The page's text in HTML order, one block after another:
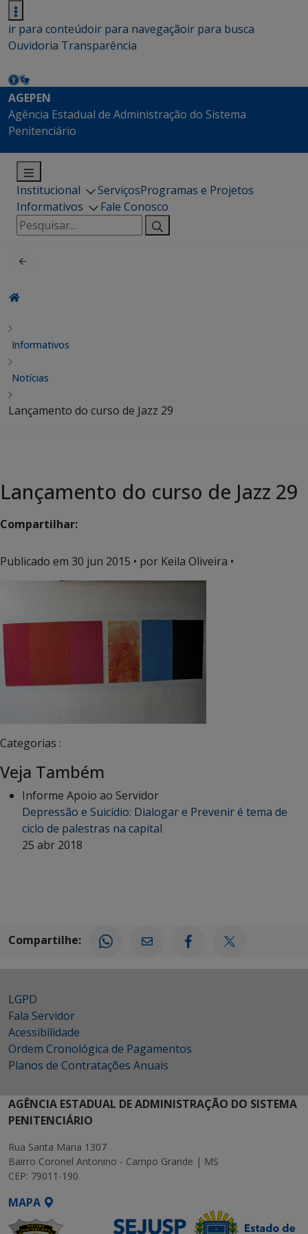
ir para conteúdoir para navegaçãoir para busca
Ouvidoria Transparência
AGEPEN
Agência Estadual de Administração do Sistema
Penitenciário
Institucional ServiçosProgramas e Projetos
Informativos
Fale Conosco
Pesquisar
por:
Informativos
Notícias
Lançamento do curso de Jazz 29
Lançamento do curso de Jazz 29
Compartilhar:
Publicado em 30 jun 2015 • por Keila Oliveira •
Categorias :
Veja Também
Informe Apoio ao Servidor
Depressão e Suicídio: Dialogar e Prevenir é tema de
ciclo de palestras na capital
25 abr 2018
Compartilhe:
LGPD
Fala Servidor
Acessibilidade
Ordem Cronológica de Pagamentos
Planos de Contratações Anuais
AGÊNCIA ESTADUAL DE ADMINISTRAÇÃO DO SISTEMA
PENITENCIÁRIO
Rua Santa Maria 1307
Bairro Coronel Antonino - Campo Grande | MS
CEP: 79011-190
MAPA